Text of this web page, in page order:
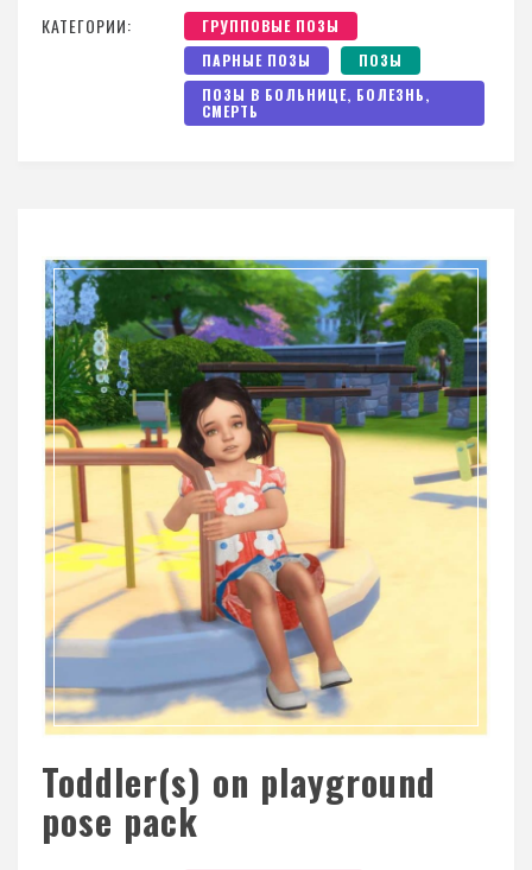
КАТЕГОРИИ:
ГРУППОВЫЕ ПОЗЫ
ПАРНЫЕ ПОЗЫ
ПОЗЫ
ПОЗЫ В БОЛЬНИЦЕ, БОЛЕЗНЬ,
СМЕРТЬ
Toddler(s) on playground
pose pack